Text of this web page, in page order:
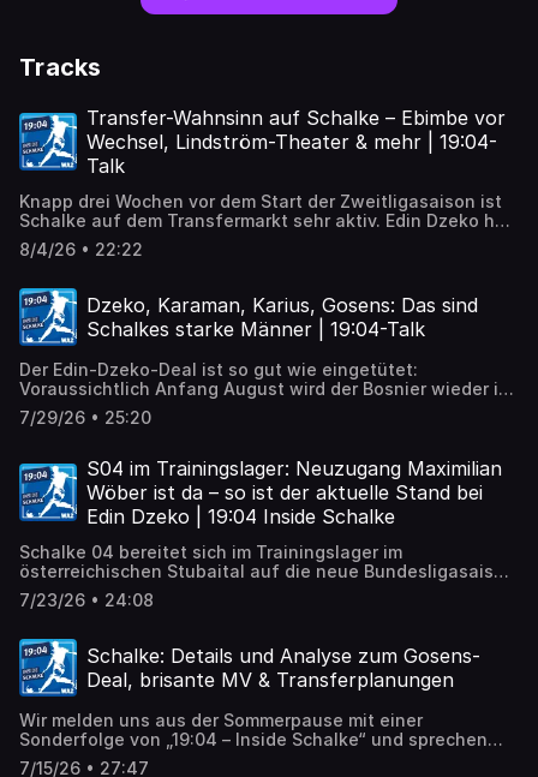
Tracks
Transfer-Wahnsinn auf Schalke – Ebimbe vor
Wechsel, Lindström-Theater & mehr | 19:04-
Talk
Knapp drei Wochen vor dem Start der Zweitligasaison ist
Schalke auf dem Transfermarkt sehr aktiv. Edin Dzeko hat
seinen neuen Vertrag endlich unterschrieben, Junior Dina
Ebimbe steht ebenfalls vor einem Wechsel zu S04, der
inklusive Streit mit der SSC Neapel.
8/4/26 • 22:22
Dzeko, Karaman, Karius, Gosens: Das sind
Schalkes starke Männer | 19:04-Talk
Der Edin-Dzeko-Deal ist so gut wie eingetütet:
Voraussichtlich Anfang August wird der Bosnier wieder ins
Schalke-Training einsteigen.
7/29/26 • 25:20
S04 im Trainingslager: Neuzugang Maximilian
Wöber ist da – so ist der aktuelle Stand bei
Edin Dzeko | 19:04 Inside Schalke
Schalke 04 bereitet sich im Trainingslager im
österreichischen Stubaital auf die neue Bundesligasaison
vor.
7/23/26 • 24:08
Schalke: Details und Analyse zum Gosens-
Deal, brisante MV & Transferplanungen
Wir melden uns aus der Sommerpause mit einer
Sonderfolge von „19:04 – Inside Schalke“ und sprechen
über alle aktuell relevanten Themen. Allen voran natürlich
7/15/26 • 27:47